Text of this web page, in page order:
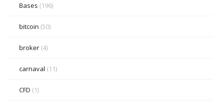
Bases (196)
bitcoin (50)
broker (4)
carnaval (11)
CFD (1)